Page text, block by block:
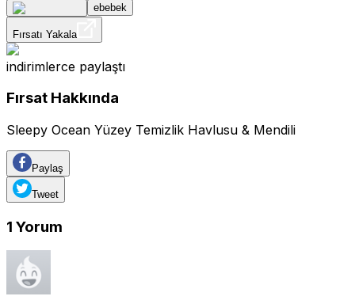
ebebek
Fırsatı Yakala
indirimlerce paylaştı
Fırsat Hakkında
Sleepy Ocean Yüzey Temizlik Havlusu & Mendili
Paylaş
Tweet
1 Yorum